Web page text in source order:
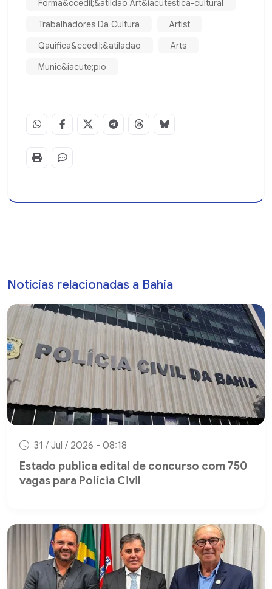
Forma&ccedil;&atildao Art&iacutestica-cultural
Trabalhadores Da Cultura
Artist
Qauifica&ccedil;&atiladao
Arts
Munic&iacute;pio
Notícias relacionadas a Bahia
31 / Jul / 2026 - 08:18
Estado publica edital de concurso com 750
vagas para Polícia Civil